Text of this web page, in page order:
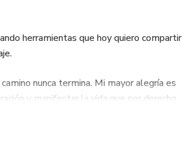
herramientas que hoy quiero compartir
nunca termina. Mi mayor alegría es
y manifestar la vida que por derecho